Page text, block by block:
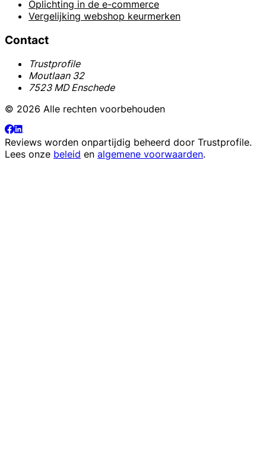
Oplichting in de e-commerce
Vergelijking webshop keurmerken
Contact
Trustprofile
Moutlaan 32
7523 MD Enschede
© 2026 Alle rechten voorbehouden
Reviews worden onpartijdig beheerd door Trustprofile.
Lees onze beleid en algemene voorwaarden.